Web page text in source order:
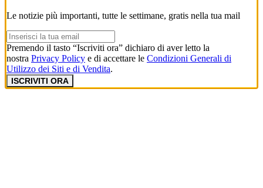
Le notizie più importanti, tutte le settimane, gratis nella tua mail
Premendo il tasto “Iscriviti ora” dichiaro di aver letto la
nostra Privacy Policy e di accettare le Condizioni Generali di
Utilizzo dei Siti e di Vendita.
ISCRIVITI ORA